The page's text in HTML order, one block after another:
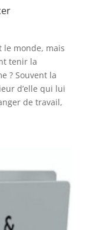
le monde, mais
tenir la
? Souvent la
d’elle qui lui
de travail,